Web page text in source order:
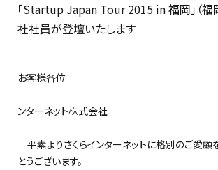
「Startup Japan Tour 2015 in 福岡」（福
社社員が登壇いたします
お客様各位
さく
ンターネット株式会社
平素よりさくらインターネットに格別のご愛顧
とうございます。